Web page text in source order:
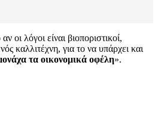
οι λόγοι είναι βιοποριστικοί,
καλλιτέχνη, για το να υπάρχει και
τα οικονομικά οφέλη».